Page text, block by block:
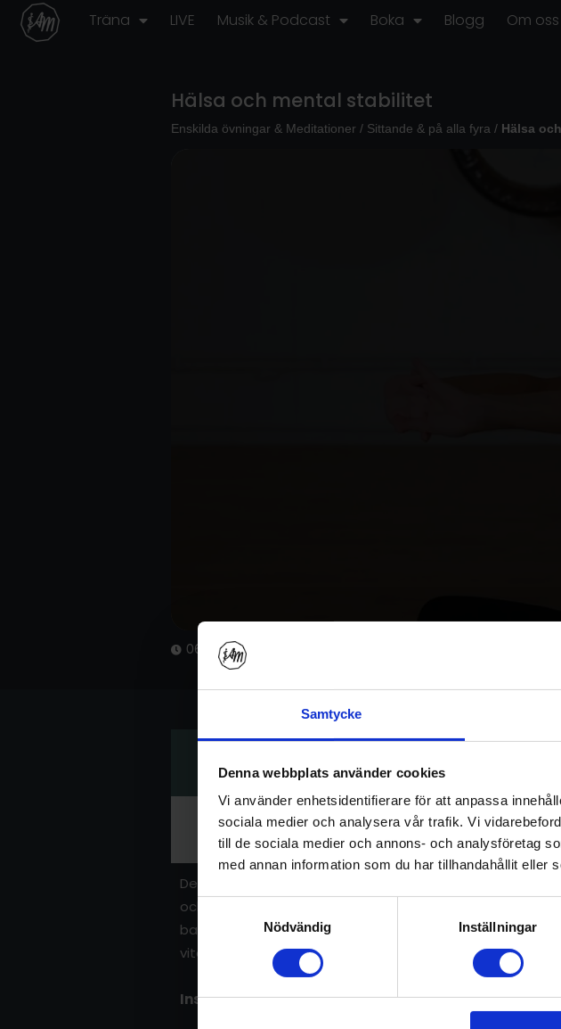
Samtycke
Denna webbplats använder cookies
Vi använder enhetsidentifierare för att anpassa
sociala medier och analysera vår trafik. Vi
till de sociala medier och annons- och analysföretag
med annan information som du har tillhandahållit eller
Nödvändig
Inställningar
Hoppa
Träna LIVE Musik & Podcast Boka Blogg Om oss
Hälsa och mental stabilitet
Enskilda övningar & Meditationer / Sittande & på alla fyra / Hälsa
06:57
Denna andnings- och uthållighetsövning som
och avslutar med tre ”kanonskott” är
balanserar hjärnan Utifrån ett yogiskt perspektiv
vitalisera dig på alla plan när varje moment görs 3 min
Instruktioner: